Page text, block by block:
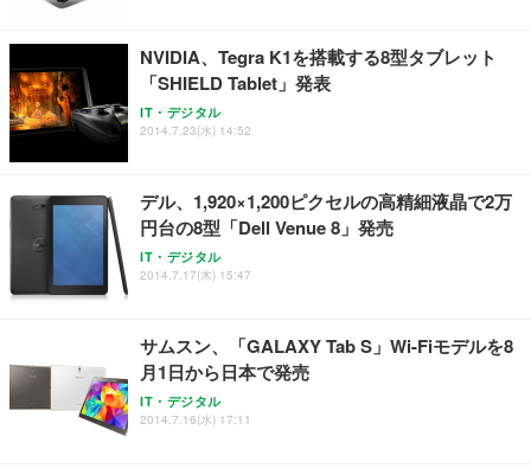
NVIDIA、Tegra K1を搭載する8型タブレット
「SHIELD Tablet」発表
IT・デジタル
2014.7.23(水) 14:52
デル、1,920×1,200ピクセルの高精細液晶で2万
円台の8型「Dell Venue 8」発売
IT・デジタル
2014.7.17(木) 15:47
サムスン、「GALAXY Tab S」Wi-Fiモデルを8
月1日から日本で発売
IT・デジタル
2014.7.16(水) 17:11